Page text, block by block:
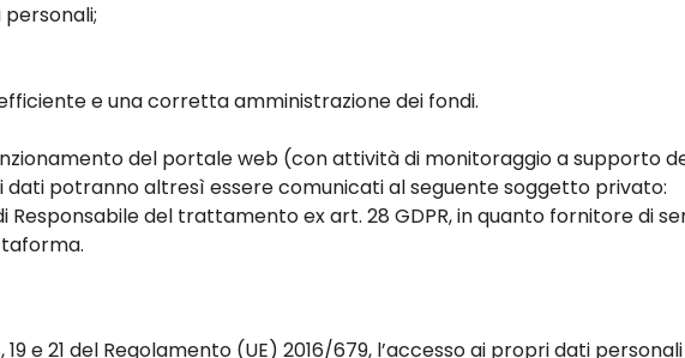
e una corretta amministrazione dei fondi.
del portale web (con attività di monitoraggio a supporto
dati potranno altresì essere comunicati al seguente soggetto privato:
Responsabile del trattamento ex art. 28 GDPR, in quanto fornitore di
e 21 del Regolamento (UE) 2016/679, l’accesso ai propri dati